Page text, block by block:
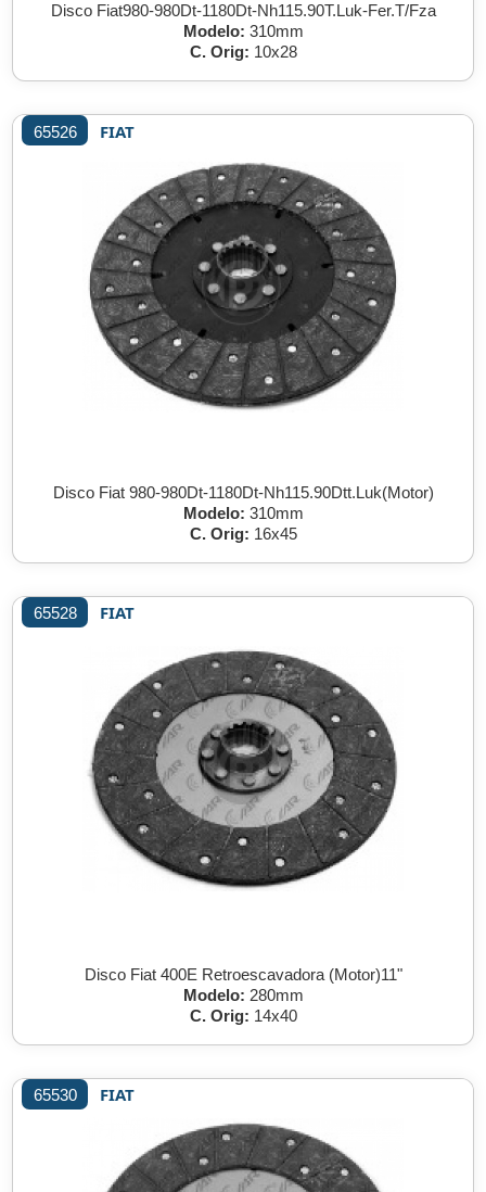
Disco Fiat980-980Dt-1180Dt-Nh115.90T.Luk-Fer.T/Fza
Modelo: 310mm
C. Orig: 10x28
65526 FIAT
Disco Fiat 980-980Dt-1180Dt-Nh115.90Dtt.Luk(Motor)
Modelo: 310mm
C. Orig: 16x45
65528 FIAT
Disco Fiat 400E Retroescavadora (Motor)11"
Modelo: 280mm
C. Orig: 14x40
65530 FIAT